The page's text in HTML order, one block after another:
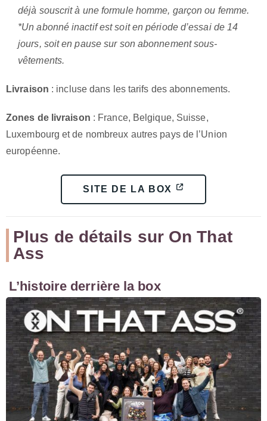
déjà souscrit à une formule homme, garçon ou femme.
*Un abonné inactif est soit en période d’essai de 14
jours, soit en pause sur son abonnement sous-
vêtements.
Livraison : incluse dans les tarifs des abonnements.
Zones de livraison : France, Belgique, Suisse,
Luxembourg et de nombreux autres pays de l’Union
européenne.
SITE DE LA BOX
Plus de détails sur On That
Ass
L’histoire derrière la box